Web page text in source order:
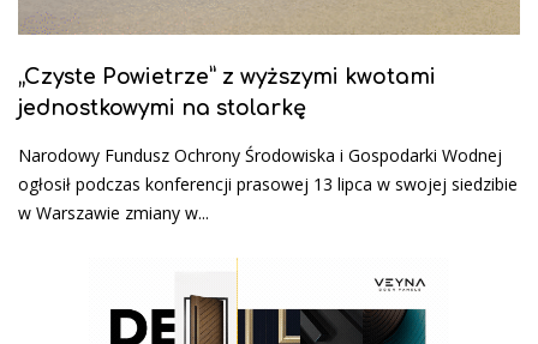
„Czyste Powietrze” z wyższymi kwotami
jednostkowymi na stolarkę
Narodowy Fundusz Ochrony Środowiska i Gospodarki Wodnej
ogłosił podczas konferencji prasowej 13 lipca w swojej siedzibie
w Warszawie zmiany w...